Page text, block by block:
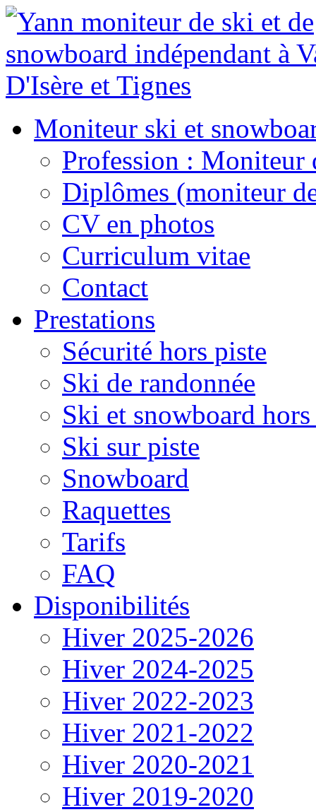
Moniteur ski et
Profession : Moniteur
Diplômes (moniteur
CV en photos
Curriculum vitae
Contact
Prestations
Sécurité hors piste
Ski de randonnée
Ski et snowboard
Ski sur piste
Snowboard
Raquettes
Tarifs
FAQ
Disponibilités
Hiver 2025-2026
Hiver 2024-2025
Hiver 2022-2023
Hiver 2021-2022
Hiver 2020-2021
Hiver 2019-2020